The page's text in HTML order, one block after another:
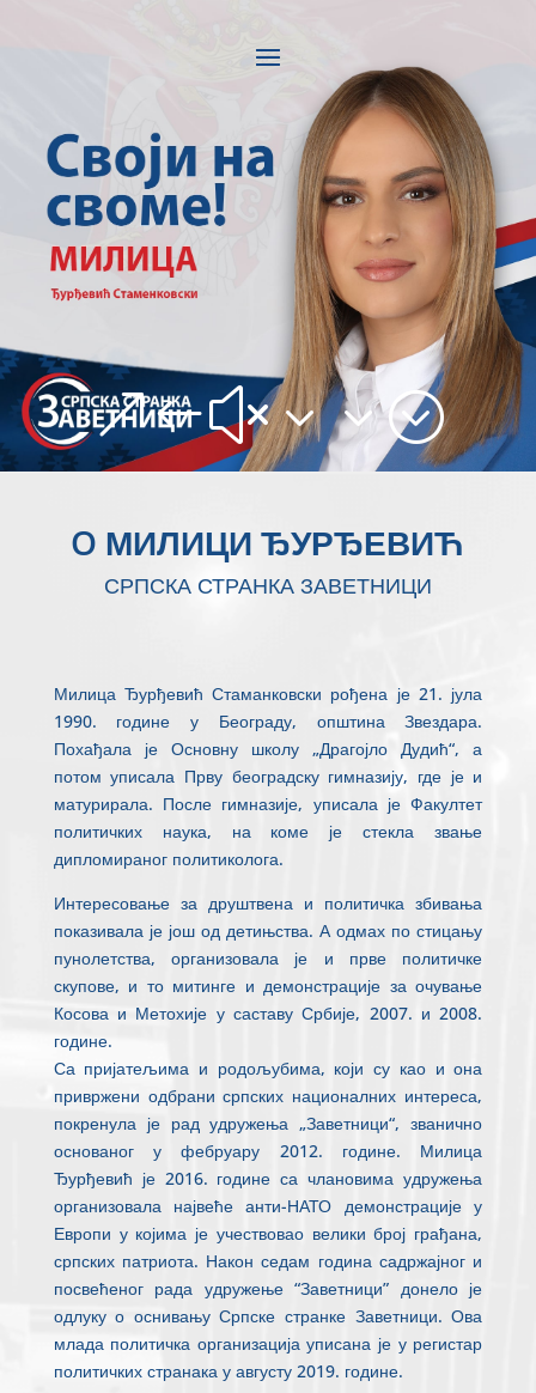
&#x33;
O МИЛИЦИ ЂУРЂЕВИЋ
СРПСКА СТРАНКА ЗАВЕТНИЦИ
Милица Ђурђевић Стаманковски рођена је 21. јула
1990. године у Београду, општина Звездара.
Похађала је Основну школу „Драгојло Дудић“, а
потом уписала Прву београдску гимназију, где је и
матурирала. После гимназије, уписала је Факултет
политичких наука, на коме је стекла звање
дипломираног политиколога.
Интересовање за друштвена и политичка збивања
показивала је још од детињства. А одмах по стицању
пунолетства, организовала је и прве политичке
скупове, и то митинге и демонстрације за очување
Косова и Метохије у саставу Србије, 2007. и 2008.
године.
Са пријатељима и родољубима, који су као и она
привржени одбрани српских националних интереса,
покренула је рад удружења „Заветници“, званично
основаног у фебруару 2012. године. Милица
Ђурђевић је 2016. године са члановима удружења
организовала највеће анти-НАТО демонстрације у
Европи у којима је учествовао велики број грађана,
српских патриота. Након седам година садржајног и
посвећеног рада удружење “Заветници” донело је
одлуку о оснивању Српске странке Заветници. Ова
млада политичка организација уписана је у регистар
политичких странака у августу 2019. године.